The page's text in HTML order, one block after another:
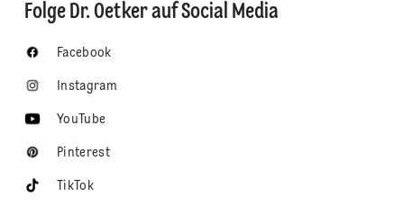
Folge Dr. Oetker auf Social Media
Facebook
Instagram
YouTube
Pinterest
TikTok